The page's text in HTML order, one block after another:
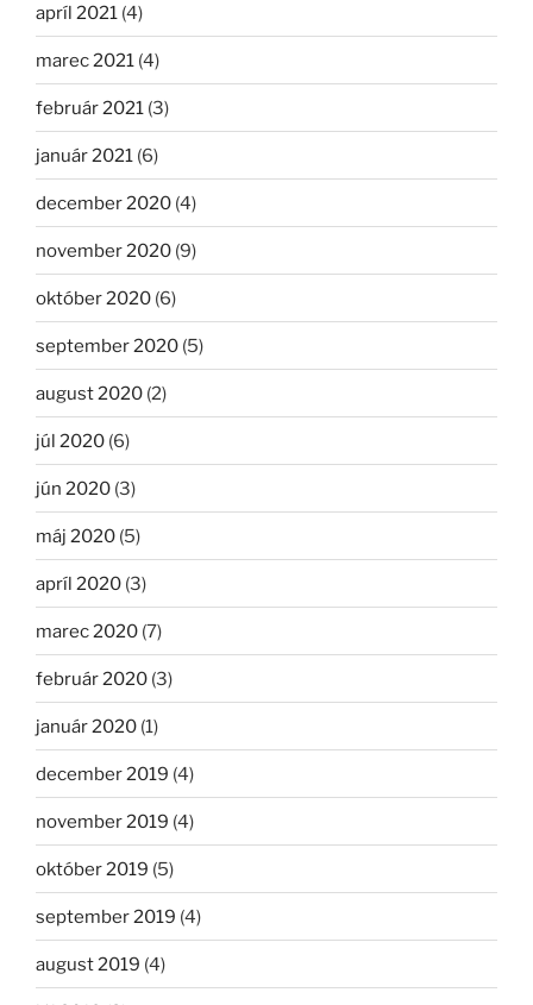
apríl 2021 (4)
marec 2021 (4)
február 2021 (3)
január 2021 (6)
december 2020 (4)
november 2020 (9)
október 2020 (6)
september 2020 (5)
august 2020 (2)
júl 2020 (6)
jún 2020 (3)
máj 2020 (5)
apríl 2020 (3)
marec 2020 (7)
február 2020 (3)
január 2020 (1)
december 2019 (4)
november 2019 (4)
október 2019 (5)
september 2019 (4)
august 2019 (4)